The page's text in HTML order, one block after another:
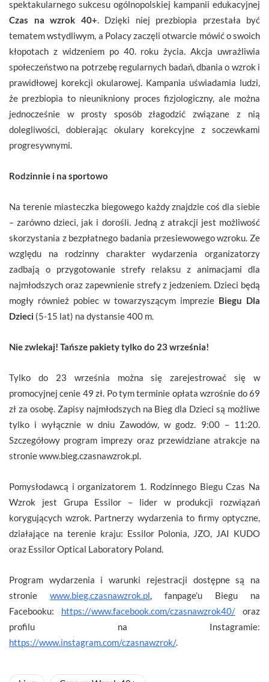
spektakularnego sukcesu ogólnopolskiej kampanii edukacyjnej
Czas na wzrok 40+ . Dzięki niej prezbiopia przestała być
tematem wstydliwym, a Polacy zaczęli otwarcie mówić o swoich
kłopotach z widzeniem po 40. roku życia. Akcja uwrażliwia
społeczeństwo na potrzebę regularnych badań, dbania o wzrok i
prawidłowej korekcji okularowej. Kampania uświadamia ludzi,
że prezbiopia to nieunikniony proces fizjologiczny, ale można
jednocześnie w prosty sposób złagodzić związane z nią
dolegliwości, dobierając okulary korekcyjne z soczewkami
progresywnymi.
Rodzinnie i na sportowo
Na terenie miasteczka biegowego każdy znajdzie coś dla siebie
– zarówno dzieci, jak i dorośli. Jedną z atrakcji jest możliwość
skorzystania z bezpłatnego badania przesiewowego wzroku. Ze
względu na rodzinny charakter wydarzenia organizatorzy
zadbają o przygotowanie strefy relaksu z animacjami dla
najmłodszych oraz zapewnienie strefy z jedzeniem. Dzieci będą
mogły również pobiec w towarzyszącym imprezie Biegu Dla
Dzieci (5-15 lat) na dystansie 400 m.
Nie zwlekaj! Tańsze pakiety tylko do 23 września!
Tylko do 23 września można się zarejestrować się w
promocyjnej cenie 49 zł. Po tym terminie opłata wzrośnie do 69
zł za osobę. Zapisy najmłodszych na Bieg dla Dzieci są możliwe
tylko i wyłącznie w dniu Zawodów, w godz. 9:00 – 11:20.
Szczegółowy program imprezy oraz przewidziane atrakcje na
stronie www.bieg.czasnawzrok.pl.
Pomysłodawcą i organizatorem 1. Rodzinnego Biegu Czas Na
Wzrok jest Grupa Essilor – lider w produkcji rozwiązań
korygujących wzrok. Partnerzy wydarzenia to firmy optyczne,
działające na terenie kraju: Essilor Polonia, JZO, JAI KUDO
oraz Essilor Optical Laboratory Poland.
Program wydarzenia i warunki rejestracji dostępne są na
stronie www.bieg.czasnawzrok.pl , fanpage’u Biegu na
Facebooku: https://www.facebook.com/czasnawzrok40/ oraz
profilu na Instagramie:
https://www.instagram.com/czasnawzrok/.